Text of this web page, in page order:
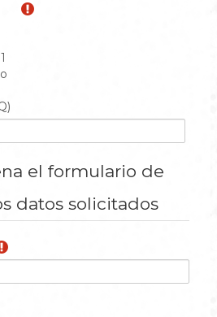
el formulario de
datos solicitados